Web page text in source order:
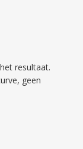
resultaat.
geen